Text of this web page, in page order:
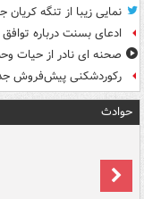
نمایی زیبا از تنگه
ادعای بسنت درباره توافق
صحنه ای نادر از حیات
رکوردشکنی پیش‌فروش
حوادث